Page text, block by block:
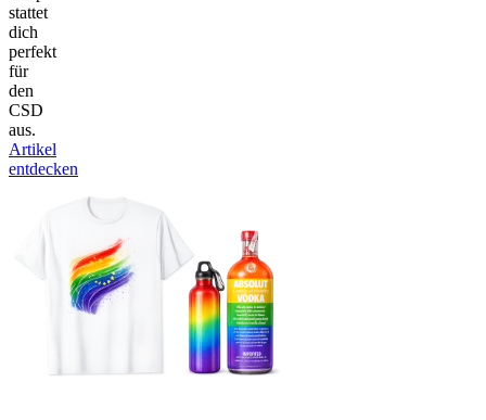
stattet
dich
perfekt
für
den
CSD
aus.
Artikel
entdecken